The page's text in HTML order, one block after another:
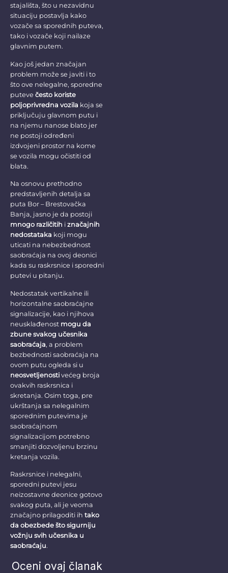
stajališta, što u nezavidnu
situaciju postavlja kako
vozače sa sporednih puteva,
tako i vozače koji nailaze
glavnim putem.
Kao još jedan značajan
problem može se javiti i to
što ove nelegalne, sporedne
puteve često koriste
poljoprivredna vozila koja se
priključuju glavnom putu i
na njemu nanose blato jer
ne postoji određeni
izdvojeni prostor na kome
se vozila mogu očistiti od
blata.
Na osnovu prethodno
predstavljenih detalja sa
puta Bor – Brestovačka
Banja, jasno je da postoji
mnogo različitih i značajnih
nedostataka koji mogu
uticati na nebezbednost
saobraćaja na ovoj deonici
kada su raskrsnice i sporedni
putevi u pitanju.
Nedostatak vertikalne ili
horizontalne saobraćajne
signalizacije, kao i njihova
neusklađenost mogu da
zbune svakog učesnika
saobraćaja, a problem
bezbednosti saobraćaja na
ovom putu ogleda si u
neosvetljenosti većeg broja
ovakvih raskrsnica i
skretanja. Osim toga, pre
ukrštanja sa nelegalnim
sporednim putevima je
saobraćajnom
signalizacijom potrebno
smanjiti dozvoljenu brzinu
kretanja vozila.
Raskrsnice i nelegalni,
sporedni putevi jesu
neizostavne deonice gotovo
svakog puta, ali je veoma
značajno prilagoditi ih tako
da obezbede što sigurniju
vožnju svih učesnika u
saobraćaju.
Oceni ovaj članak